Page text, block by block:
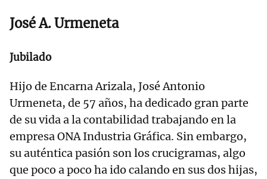
José A. Urmeneta
Jubilado
Hijo de Encarna Arizala, José Antonio
Urmeneta, de 57 años, ha dedicado gran parte
de su vida a la contabilidad trabajando en la
empresa ONA Industria Gráfica. Sin embargo,
su auténtica pasión son los crucigramas, algo
que poco a poco ha ido calando en sus dos hijas,